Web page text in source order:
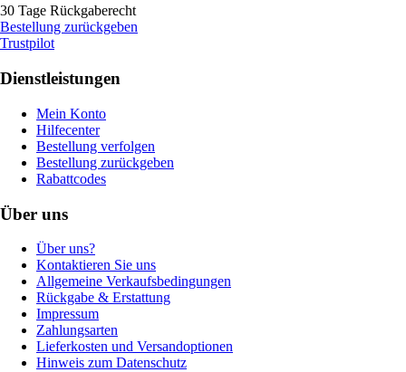
30 Tage Rückgaberecht
Bestellung zurückgeben
Trustpilot
Dienstleistungen
Mein Konto
Hilfecenter
Bestellung verfolgen
Bestellung zurückgeben
Rabattcodes
Über uns
Über uns?
Kontaktieren Sie uns
Allgemeine Verkaufsbedingungen
Rückgabe & Erstattung
Impressum
Zahlungsarten
Lieferkosten und Versandoptionen
Hinweis zum Datenschutz